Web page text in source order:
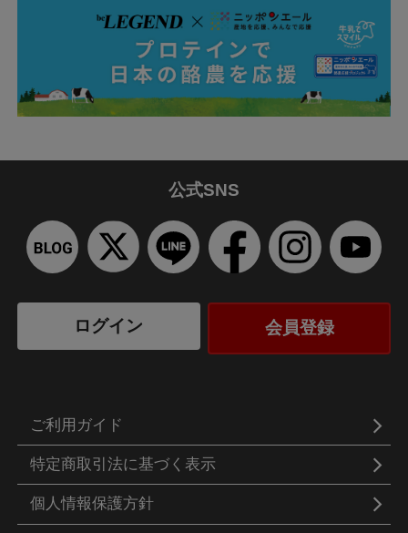
公式SNS
ログイン 会員登録
ご利用ガイド
特定商取引法に基づく表示
個人情報保護方針